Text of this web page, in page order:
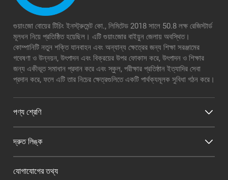
গুয়াংজো বোয়ের টিচিং ইনস্ট্রুমেন্ট কো., লিমিটেড 2018 সালে 50.8 লক্ষ রেজিস্টার্ড
মূলধন নিয়ে প্রতিষ্ঠিত হয়েছিল। এটি গুয়াংজোর বাইয়ুন জেলায় অবস্থিত।
কোম্পানিটি নতুন শক্তি যানবাহন এবং অন্যান্য ক্ষেত্রের জন্য শিক্ষা সরঞ্জামের
গবেষণা ও উন্নয়ন, উৎপাদন এবং বিক্রয়ের উপর ফোকাস করে, উৎপাদন ও শিক্ষার
জন্য একীভূত সমাধান প্রদান করে এবং স্কুল, পরীক্ষার প্রতিষ্ঠান ইত্যাদির সেবা
প্রদান করে, ফলে এটি তার নিচের ক্ষেত্রগুলিতে একটি পার্থক্যমূলক সুবিধা গঠন করে।
পণ্য শ্রেণি
দ্রুত লিঙ্ক
যোগাযোগের তথ্য